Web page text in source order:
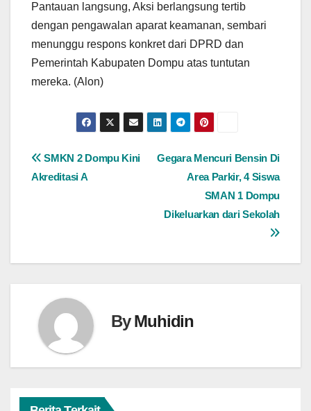
Pantauan langsung, Aksi berlangsung tertib
dengan pengawalan aparat keamanan, sembari
menunggu respons konkret dari DPRD dan
Pemerintah Kabupaten Dompu atas tuntutan
mereka. (Alon)
Navigasi
Gegara Mencuri Bensin Di
Area Parkir, 4 Siswa
SMAN 1 Dompu
Dikeluarkan dari Sekolah
SMKN 2 Dompu Kini
Akreditasi A
ByMuhidin